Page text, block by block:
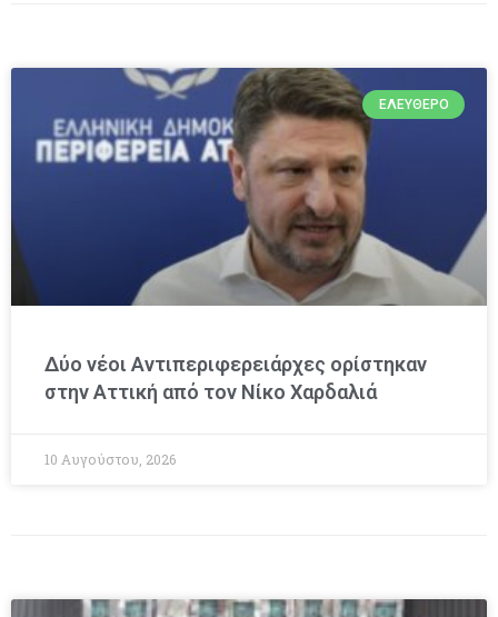
ΕΛΕΎΘΕΡΟ
Δύο νέοι Αντιπεριφερειάρχες ορίστηκαν
στην Αττική από τον Νίκο Χαρδαλιά
10 Αυγούστου, 2026